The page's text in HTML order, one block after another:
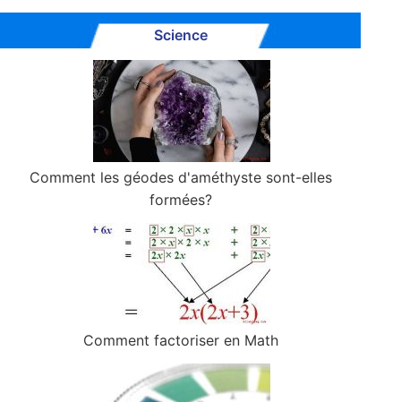
Science
Comment les géodes d'améthyste sont-elles
formées?
Comment factoriser en Math